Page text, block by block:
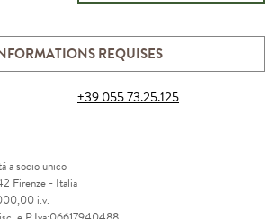
REQUISES
+39 055 73.25.125
a socio unico
Firenze - Italia
i.v.